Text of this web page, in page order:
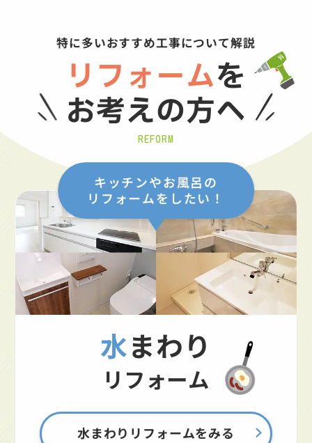
特に多いおすすめ工事について解説
リフォームを
お考えの方へ
REFORM
キッチンやお風呂の
リフォームをしたい！
水まわり
リフォーム
水まわりリフォームをみる